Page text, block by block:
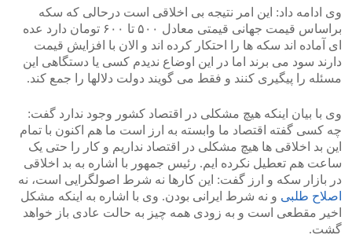
وی ادامه داد: این امر نتیجه بی اخلاقی است درحالی که سکه
براساس قیمت جهانی قیمتی معادل ۵۰۰ تا ۶۰۰ تومان دارد عده
ای آماده اند سکه ها را احتکار کرده اند و الان با افزایش قیمت
دارند سود می برند اما در این اوضاع ندیدم کسی یا دستگاهی این
مسئله را پیگیری کنند و فقط می گویند دولت دلالها را جمع کند.
وی با بیان اینکه هیچ مشکلی در اقتصاد کشور وجود ندارد گفت:
چه کسی گفته اقتصاد ما وابسته به ارز است ما هم اکنون با تمام
این بد اخلاقی ها هیچ مشکلی در اقتصاد نداریم و کار را حتی یک
ساعت هم تعطیل نکرده ایم. رئیس جمهور با اشاره به بد اخلاقی
در بازار سکه و ارز گفت: این کارها نه شرط اصولگرایی است، نه
اصلاح طلبی و نه شرط ایرانی بودن. وی با اشاره به اینکه مشکل
اخیر مقطعی است و به زودی همه چیز به حالت عادی باز خواهد
گشت.